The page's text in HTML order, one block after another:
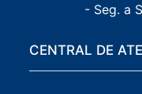
- Seg. a
CENTRAL DE